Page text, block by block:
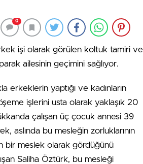
0
işi olarak görülen koltuk tamiri ve
ailesinin geçimini sağlıyor.
erkeklerin yaptığı ve kadınların
işlerini usta olarak yaklaşık 20
çalışan üç çocuk annesi 39
aslında bu mesleğin zorluklarının
bir meslek olarak gördüğünü
Saliha Öztürk, bu mesleği